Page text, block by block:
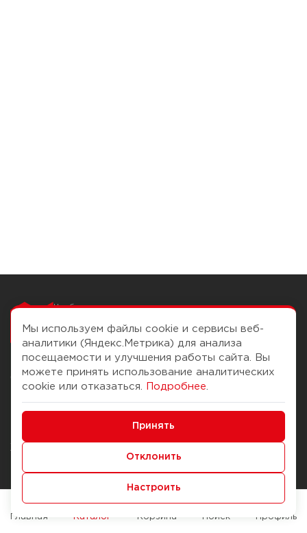
Чтобы вам легко
О компании
История Компании
Журнал
Наши марки
Брендирование
Помощь
Доставка и оплата
Способы оплаты
Служба контроля качества
Мы используем файлы cookie и сервисы веб-
аналитики (Яндекс.Метрика) для анализа
посещаемости и улучшения работы сайта. Вы
можете принять использование аналитических
cookie или отказаться.
Подробнее
Принять
Отклонить
Настроить
Главная Каталог Корзина Поиск Профиль